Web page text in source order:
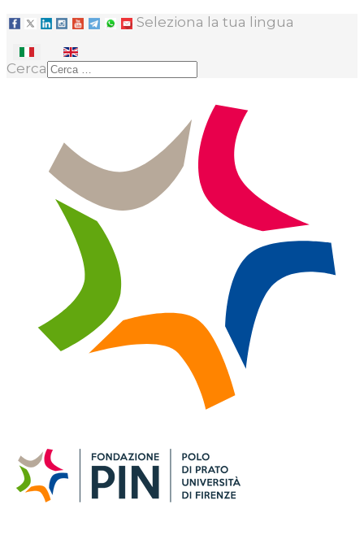
Seleziona la tua lingua
Cerca